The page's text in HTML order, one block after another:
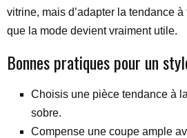
vitrine, mais d’adapter la tendance à
que la mode devient vraiment utile.
Bonnes pratiques pour un
Choisis une pièce tendance à
sobre.
Compense une coupe ample